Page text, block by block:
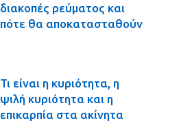
διακοπές ρεύματος και
πότε θα αποκατασταθούν
Τι είναι η κυριότητα, η
ψιλή κυριότητα και η
επικαρπία στα ακίνητα